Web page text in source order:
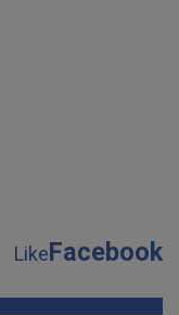
LikeFacebook